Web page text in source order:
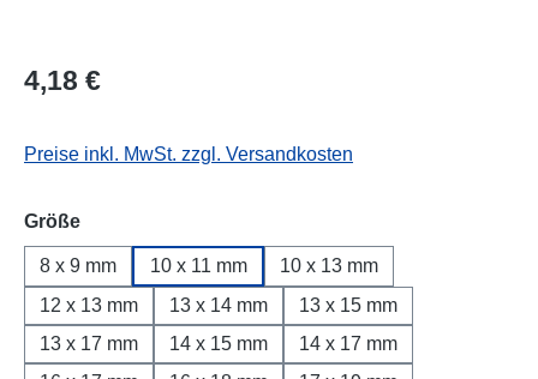
Regulärer Preis:
4,18 €
Preise inkl. MwSt. zzgl. Versandkosten
Größeauswählen
8 x 9 mm 10 x 11 mm
10 x 13 mm
12 x 13 mm
13 x 14 mm
13 x 15 mm
13 x 17 mm
14 x 15 mm
14 x 17 mm